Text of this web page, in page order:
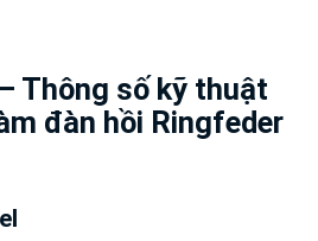
Thông số kỹ thuật
đàn hồi Ringfeder